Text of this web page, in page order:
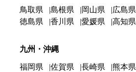
鳥取県 島根県 岡山県 広島県
徳島県
香川県 愛媛県 高知県
九州・沖縄
福岡県 佐賀県 長崎県 熊本県